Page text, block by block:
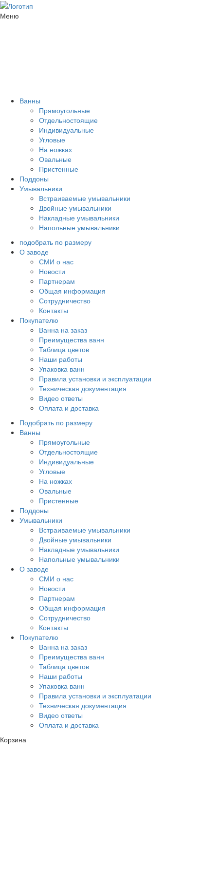
Меню
Ванны
Прямоугольные
Отдельностоящие
Индивидуальные
Угловые
На ножках
Овальные
Пристенные
Поддоны
Умывальники
Встраиваемые умывальники
Двойные умывальники
Накладные умывальники
Напольные умывальники
подобрать по размеру
О заводе
СМИ о нас
Новости
Партнерам
Общая информация
Сотрудничество
Контакты
Покупателю
Ванна на заказ
Преимущества ванн
Таблица цветов
Наши работы
Упаковка ванн
Правила установки и эксплуатации
Техническая документация
Видео ответы
Оплата и доставка
Подобрать по размеру
Ванны
Прямоугольные
Отдельностоящие
Индивидуальные
Угловые
На ножках
Овальные
Пристенные
Поддоны
Умывальники
Встраиваемые умывальники
Двойные умывальники
Накладные умывальники
Напольные умывальники
О заводе
СМИ о нас
Новости
Партнерам
Общая информация
Сотрудничество
Контакты
Покупателю
Ванна на заказ
Преимущества ванн
Таблица цветов
Наши работы
Упаковка ванн
Правила установки и эксплуатации
Техническая документация
Видео ответы
Оплата и доставка
Корзина